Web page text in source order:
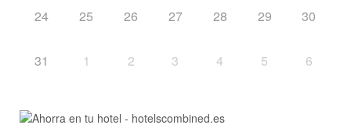
24 25 26 27 28 29 30
31 1 2 3 4 5 6